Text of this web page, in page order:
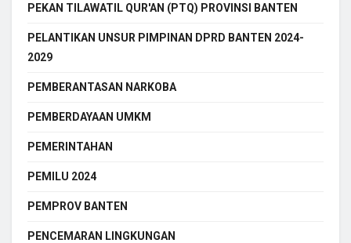
PEKAN TILAWATIL QUR'AN (PTQ) PROVINSI BANTEN
PELANTIKAN UNSUR PIMPINAN DPRD BANTEN 2024-
2029
PEMBERANTASAN NARKOBA
PEMBERDAYAAN UMKM
PEMERINTAHAN
PEMILU 2024
PEMPROV BANTEN
PENCEMARAN LINGKUNGAN